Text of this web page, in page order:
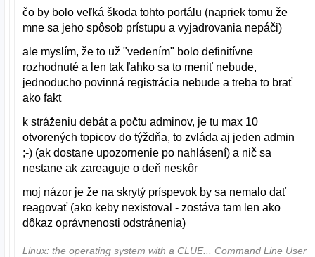
čo by bolo veľká škoda tohto portálu (napriek tomu že
mne sa jeho spôsob prístupu a vyjadrovania nepáči)
ale myslím, že to už "vedením" bolo definitívne
rozhodnuté a len tak ľahko sa to meniť nebude,
jednoducho povinná registrácia nebude a treba to brať
ako fakt
k stráženiu debát a počtu adminov, je tu max 10
otvorených topicov do týždňa, to zvláda aj jeden admin
;-) (ak dostane upozornenie po nahlásení) a nič sa
nestane ak zareaguje o deň neskôr
moj názor je že na skrytý príspevok by sa nemalo dať
reagovať (ako keby nexistoval - zostáva tam len ako
dôkaz oprávnenosti odstránenia)
Linux: the operating system with a CLUE... Command Line User